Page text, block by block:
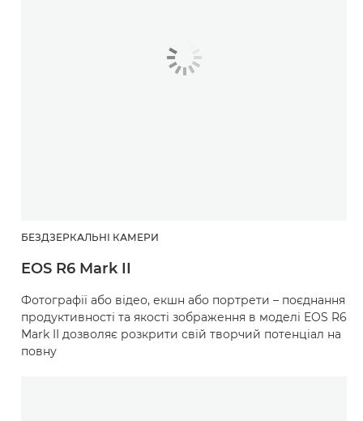
БЕЗДЗЕРКАЛЬНІ КАМЕРИ
EOS R6 Mark II
Фотографії або відео, екшн або портрети – поєднання
продуктивності та якості зображення в моделі EOS R6
Mark II дозволяє розкрити свій творчий потенціал на
повну